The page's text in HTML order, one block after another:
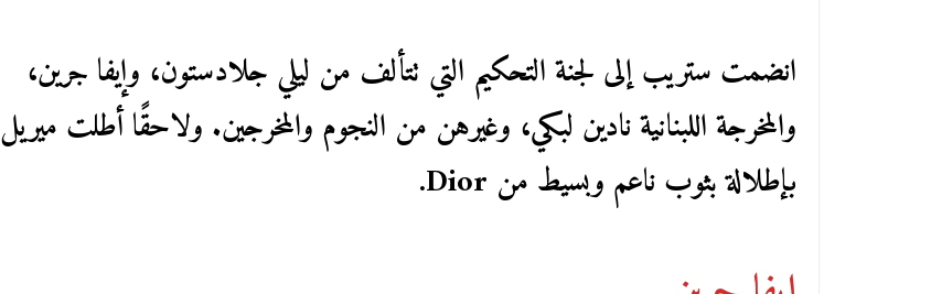
انضمت ستريب إلى لجنة التحكيم التي تتألف من ليلي جلادستون، وإيفا جرين،
والمخرجة اللبنانية نادين لبكي، وغيرهن من النجوم والمخرجين. ولاحقًا أطلت ميريل
بإطلالة بثوب ناعم وبسيط من Dior.